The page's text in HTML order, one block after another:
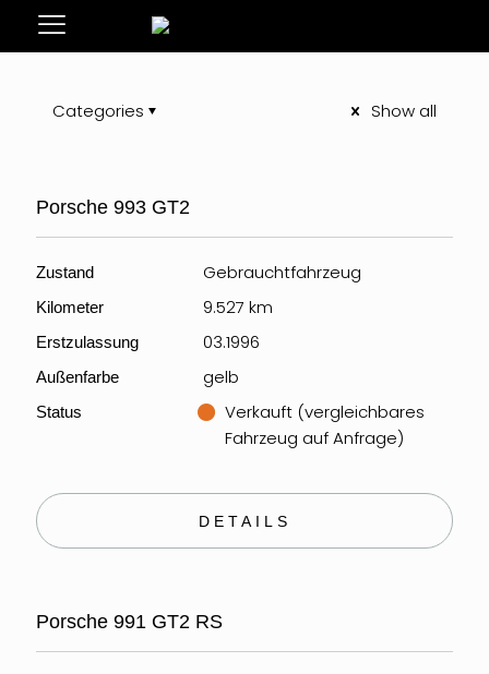
Categories Show all
Porsche 993 GT2
Zustand Gebrauchtfahrzeug
Kilometer 9.527 km
Erstzulassung 03.1996
Außenfarbe gelb
Status
Verkauft (vergleichbares
Fahrzeug auf Anfrage)
DETAILS
Porsche 991 GT2 RS